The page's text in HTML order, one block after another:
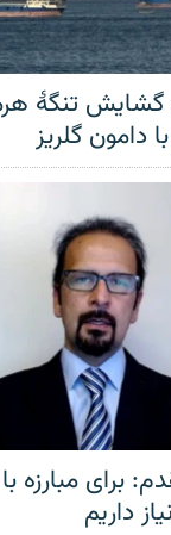
گشایش تنگهٔ
دامون گلریز
برای مبارزه با
داریم